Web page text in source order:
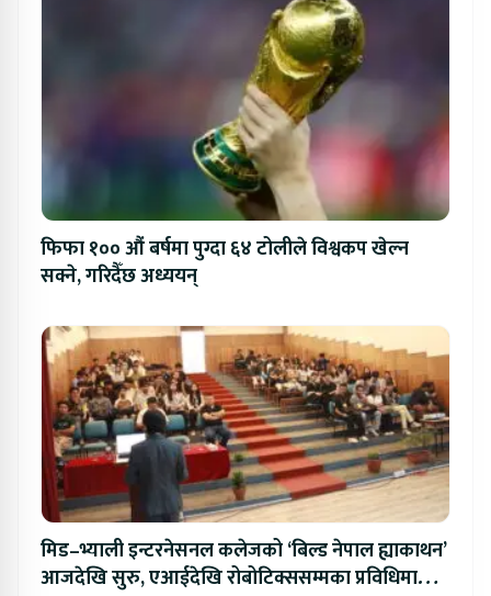
फिफा १०० औं बर्षमा पुग्दा ६४ टोलीले विश्वकप खेल्न
सक्ने, गरिदैँछ अध्ययन्
मिड–भ्याली इन्टरनेसनल कलेजको ‘बिल्ड नेपाल ह्याकाथन’
आजदेखि सुरु, एआईदेखि रोबोटिक्ससम्मका प्रविधिमा